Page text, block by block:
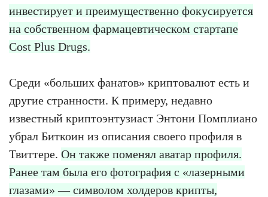
инвестирует и преимущественно фокусируется
на собственном фармацевтическом стартапе
Cost Plus Drugs.
Среди «больших фанатов» криптовалют есть и
другие странности. К примеру, недавно
известный криптоэнтузиаст Энтони Помплиано
убрал Биткоин из описания своего профиля в
Твиттере. Он также поменял аватар профиля.
Ранее там была его фотография с «лазерными
глазами» — символом холдеров крипты,